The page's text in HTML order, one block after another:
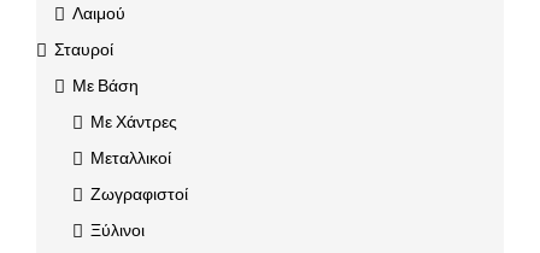
Λαιμού
Σταυροί
Με Βάση
Με Χάντρες
Μεταλλικοί
Ζωγραφιστοί
Ξύλινοι